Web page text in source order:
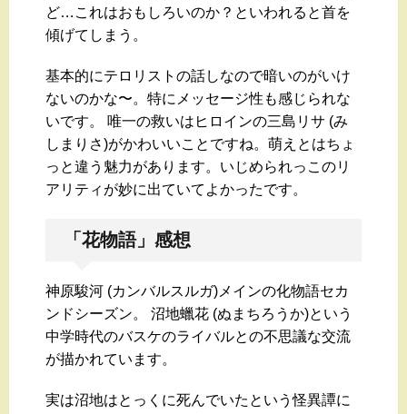
ど…これはおもしろいのか？といわれると首を
傾げてしまう。
基本的にテロリストの話しなので暗いのがいけ
ないのかな〜。特にメッセージ性も感じられな
いです。 唯一の救いはヒロインの三島リサ (み
しまりさ)がかわいいことですね。萌えとはちょ
っと違う魅力があります。いじめられっこのリ
アリティが妙に出ていてよかったです。
「花物語」感想
神原駿河 (カンバルスルガ)メインの化物語セカ
ンドシーズン。 沼地蠟花 (ぬまちろうか)という
中学時代のバスケのライバルとの不思議な交流
が描かれています。
実は沼地はとっくに死んでいたという怪異譚に